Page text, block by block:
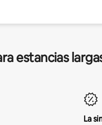
estancias
La